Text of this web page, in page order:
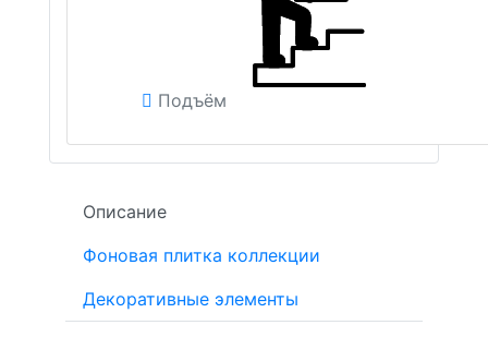
Подъём
Описание
Фоновая плитка коллекции
Декоративные элементы